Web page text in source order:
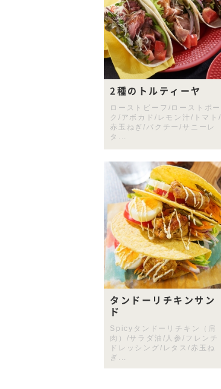
2種のトルティーヤ
ローストビーフ/ローストポー
ク/アボカド/レモン汁/トマト/
赤玉ねぎ/パクチー/サニーレ
タ...
タンドーリチキンサン
ド
Spicyタンドーリチキン（肩
肉）/サラダ油/人参/フレンチ
ドレッシング/レタス/赤玉ね
ぎ...